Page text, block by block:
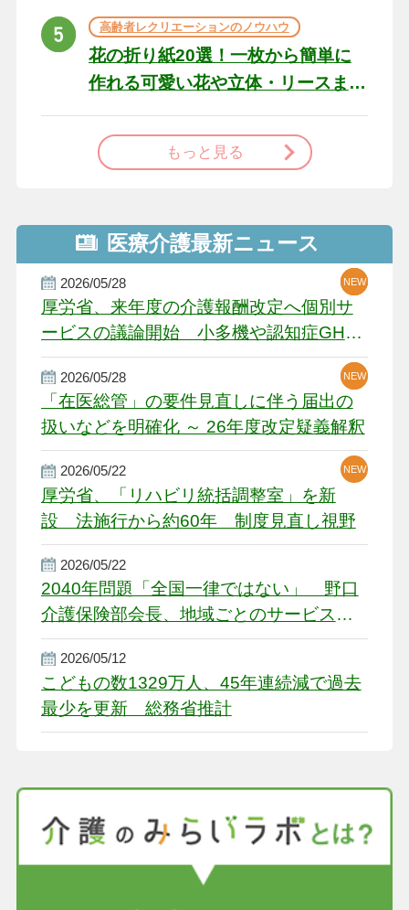
高齢者レクリエーションのノウハウ
花の折り紙20選！一枚から簡単に
作れる可愛い花や立体・リースま
もっと見る
医療介護最新ニュース
2026/05/28
厚労省、来年度の介護報酬改定へ個別サ
ービスの議論開始 小多機や認知症GH、
厳しい経営環境に危機感
NEW
NEW
NEW
2026/05/28
「在医総管」の要件見直しに伴う届出の
扱いなどを明確化 ～ 26年度改定疑義解釈
NEW
NEW
2026/05/22
厚労省、「リハビリ統括調整室」を新
設 法施行から約60年 制度見直し視野
NEW
2026/05/22
2040年問題「全国一律ではない」 野口
介護保険部会長、地域ごとのサービス基
盤整備を促す
2026/05/12
こどもの数1329万人、45年連続減で過去
最少を更新 総務省推計